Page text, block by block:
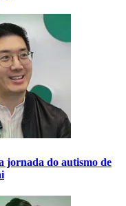
jornada do autismo de